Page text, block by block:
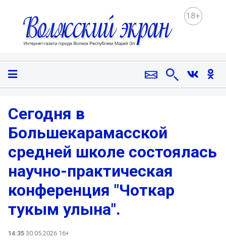
18+
Сегодня в
Большекарамасской
средней школе состоялась
научно-практическая
конференция "Чоткар
тукым улына".
14:35 30.05.2026 16+